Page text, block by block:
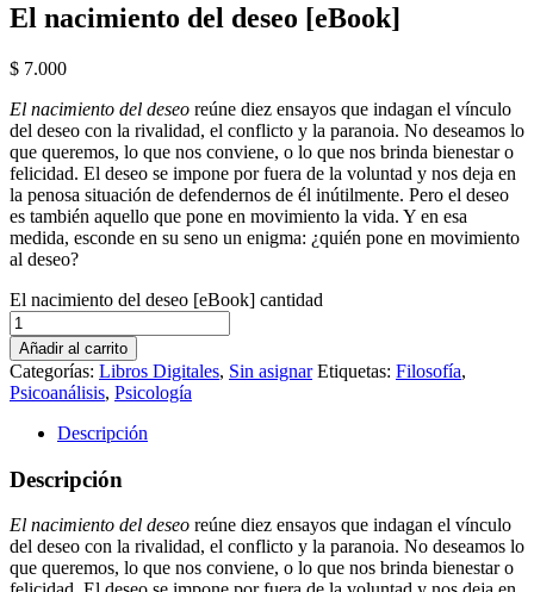
El nacimiento del deseo [eBook]
$ 7.000
El nacimiento del deseo reúne diez ensayos que indagan el vínculo
del deseo con la rivalidad, el conflicto y la paranoia. No deseamos lo
que queremos, lo que nos conviene, o lo que nos brinda bienestar o
felicidad. El deseo se impone por fuera de la voluntad y nos deja en
la penosa situación de defendernos de él inútilmente. Pero el deseo
es también aquello que pone en movimiento la vida. Y en esa
medida, esconde en su seno un enigma: ¿quién pone en movimiento
al deseo?
El nacimiento del deseo [eBook] cantidad
Añadir al carrito
Categorías: Libros Digitales, Sin asignar Etiquetas: Filosofía,
Psicoanálisis, Psicología
Descripción
Descripción
El nacimiento del deseo reúne diez ensayos que indagan el vínculo
del deseo con la rivalidad, el conflicto y la paranoia. No deseamos lo
que queremos, lo que nos conviene, o lo que nos brinda bienestar o